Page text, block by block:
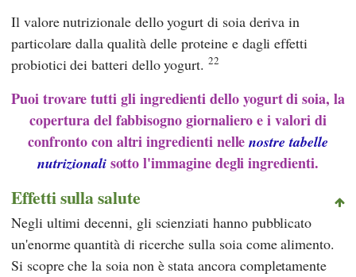
Il valore nutrizionale dello yogurt di soia deriva in
particolare dalla qualità delle proteine e dagli effetti
probiotici dei batteri dello yogurt.22
Puoi trovare tutti gli ingredienti dello yogurt di soia, la
copertura del fabbisogno giornaliero e i valori di
confronto con altri ingredienti nellenostre tabelle
nutrizionalisotto l'immagine degli ingredienti.
Effetti sulla salute
Negli ultimi decenni, gli scienziati hanno pubblicato
un'enorme quantità di ricerche sulla soia come alimento.
Si scopre che la soia non è stata ancora completamente